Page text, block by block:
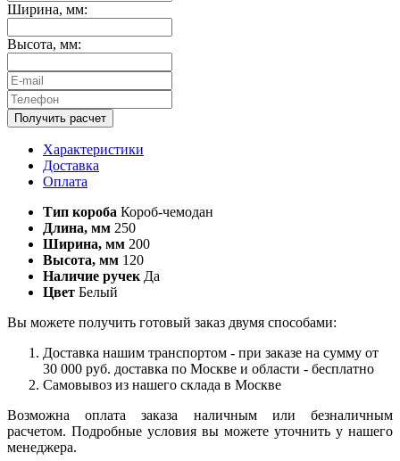
Ширина, мм:
Высота, мм:
Получить расчет
Характеристики
Доставка
Оплата
Тип короба Короб-чемодан
Длина, мм 250
Ширина, мм 200
Высота, мм 120
Наличие ручек Да
Цвет Белый
Вы можете получить готовый заказ двумя способами:
Доставка нашим транспортом - при заказе на сумму от
30 000 руб. доставка по Москве и области - бесплатно
Самовывоз из нашего склада в Москве
Возможна оплата заказа наличным или безналичным
расчетом. Подробные условия вы можете уточнить у нашего
менеджера.